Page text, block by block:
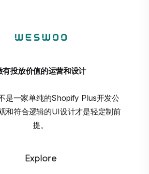
有投放价值的运营和设计
是一家单纯的Shopify Plus开发公
和符合逻辑的UI设计才是轻定制前
提。
Explore